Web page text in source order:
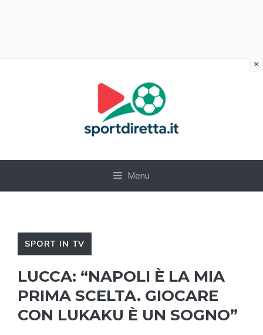
Menu
SPORT IN TV
LUCCA: “NAPOLI È LA MIA
PRIMA SCELTA. GIOCARE
CON LUKAKU È UN SOGNO”
×